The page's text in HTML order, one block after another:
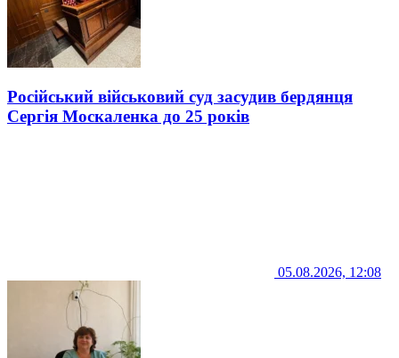
Російський військовий суд засудив бердянця
Сергія Москаленка до 25 років
05.08.2026, 12:08